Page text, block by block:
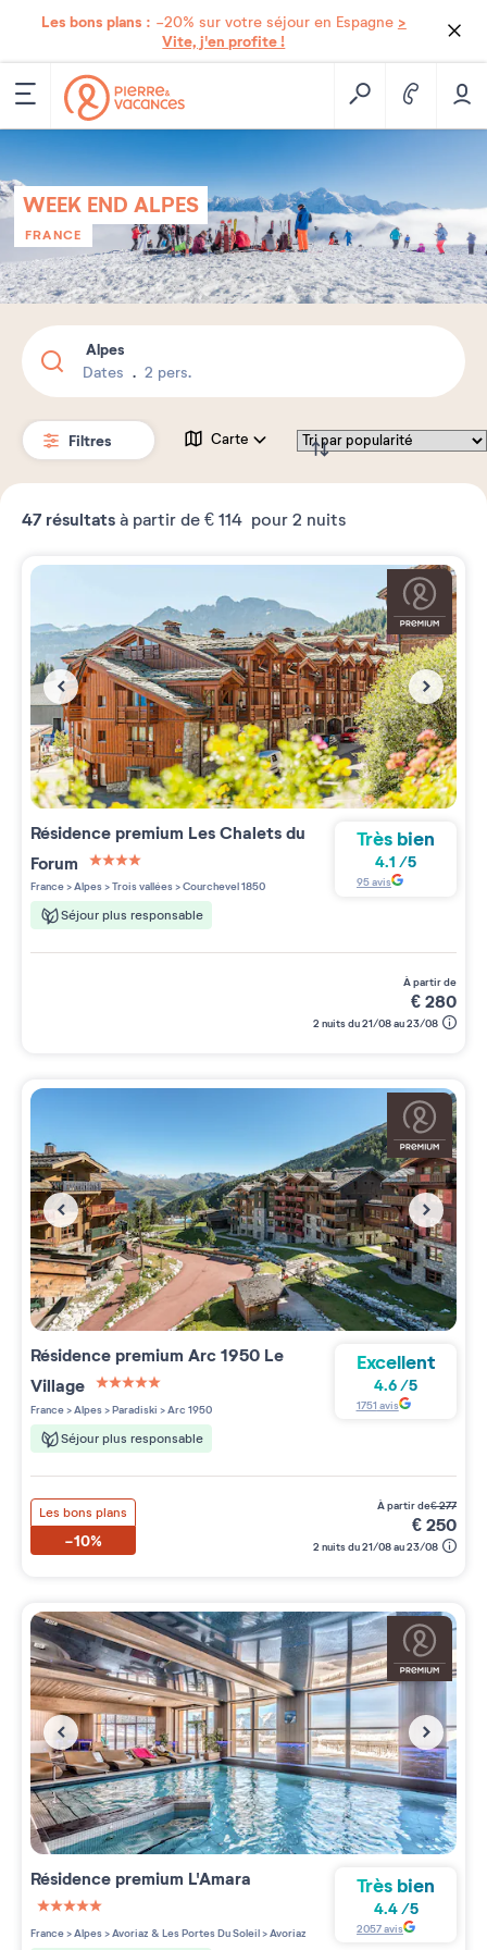
Les bons plans : -20% sur votre séjour en Espagne >
Vite, j'en profite !
WEEK END ALPES
FRANCE
Alpes
Dates 2 pers.
Filtres Carte
47 résultats à partir de € 114 pour 2 nuits
Résidence premium Les Chalets du
Forum
4 étoiles sur 5
France>Alpes>Trois vallées>Courchevel 1850
Séjour plus responsable
Très bien
4.1 /5
95avis
à partir de
€280
2 nuits du 21/08 au 23/08
Résidence premium Arc 1950 Le
Village
5 étoiles sur 5
France>Alpes>Paradiski >Arc 1950
Séjour plus responsable
Excellent
4.6/5
1751 avis
Les bons plans
-10%
à partir de€277
€250
2 nuits du 21/08 au 23/08
Résidence premium L'Amara
5 étoiles sur 5
France>Alpes>Avoriaz & Les Portes Du Soleil>Avoriaz
Très bien
4.4/5
2057avis